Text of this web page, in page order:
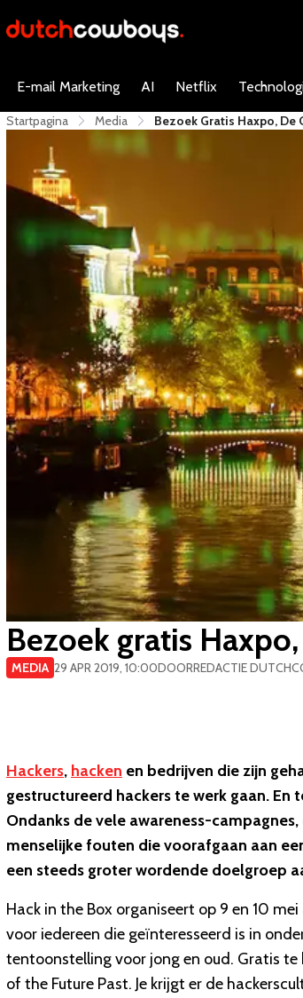
E-mail Marketing AI Netflix
Startpagina Media Bezoek Gratis Haxpo, De
Bezoek gratis
MEDIA 29 APR 2019, 10:00DOORREDACTIE
Hackers, hacken en bedrijven die zijn
gestructureerd hackers te werk gaan. En
Ondanks de vele awareness-
menselijke fouten die voorafgaan aan
een steeds groter wordende doelgroep
Hack in the Box organiseert op 9 en 10
voor iedereen die geïnteresseerd is in
tentoonstelling voor jong en oud. Gratis te
of the Future Past. Je krijgt er de